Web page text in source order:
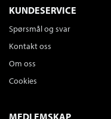
KUNDESERVICE
Spørsmål og svar
Kontakt oss
Om oss
Cookies
MEDLEMSKAP